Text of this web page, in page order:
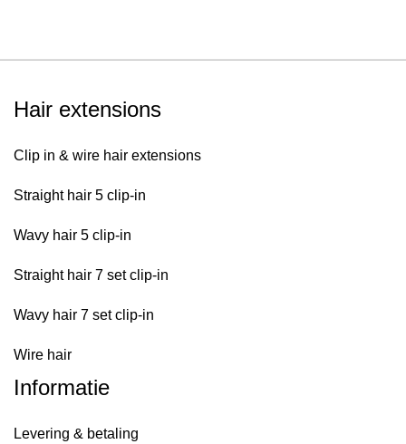
Hair extensions
Clip in & wire hair extensions
Straight hair 5 clip-in
Wavy hair 5 clip-in
Straight hair 7 set clip-in
Wavy hair 7 set clip-in
Wire hair
Informatie
Levering & betaling